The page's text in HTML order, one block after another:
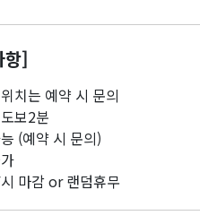
항]
치는 예약 시 문의
보2분
(예약 시 문의)
마감 or 랜덤휴무